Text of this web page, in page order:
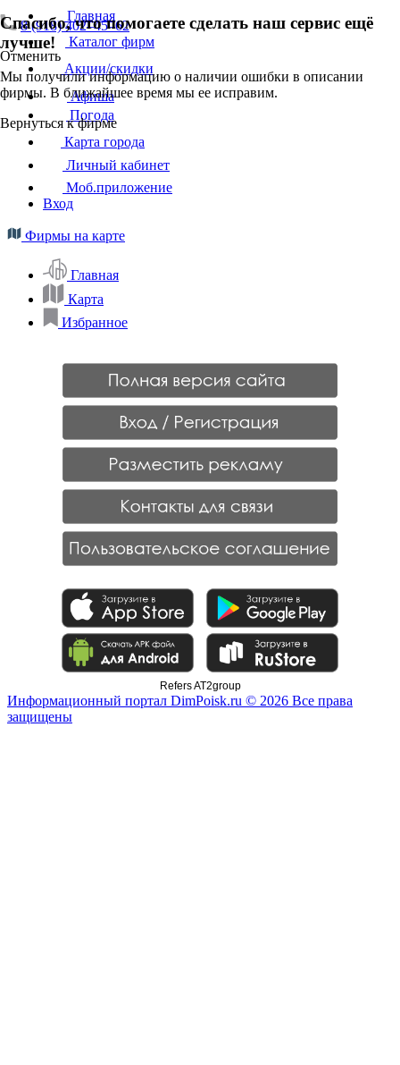
8 (918) 402‒45‒62
Отменить
Спасибо, что помогаете сделать наш сервис ещё
лучше!
Мы получили информацию о наличии ошибки в описании
фирмы. В ближайшее время мы ее исправим.
Вернуться к фирме
Главная
Каталог фирм
Акции/скидки
Афиша
Погода
Карта города
Личный кабинет
Моб.приложение
Вход
Фирмы на карте
Главная
Карта
Избранное
Refers AT2group
Информационный портал DimPoisk.ru © 2026 Все права
защищены